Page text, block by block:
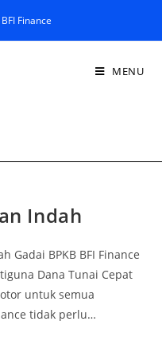
Finance
MENU
Indah
Gadai BPKB BFI Finance
Dana Tunai Cepat
untuk semua
tidak perlu…